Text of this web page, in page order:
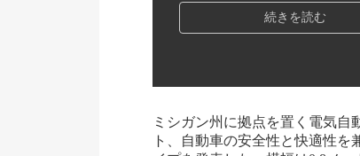
続きを読む
ミシガン州に拠点を置く電気自
ト、自動車の安全性と快適性を